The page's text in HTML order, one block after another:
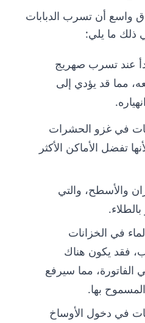
واسع أن تسرب الدبابات
ذلك ما يلي:
عند تسرب صهريج
مما قد يؤدي إلى
في غزو الحشرات
تفضل الأماكن الأكثر
والأسطح، والتي
في الخزانات
فقد يكون هناك
الفاتورة، مما سيرفع
بها.
في دخول الأوساخ